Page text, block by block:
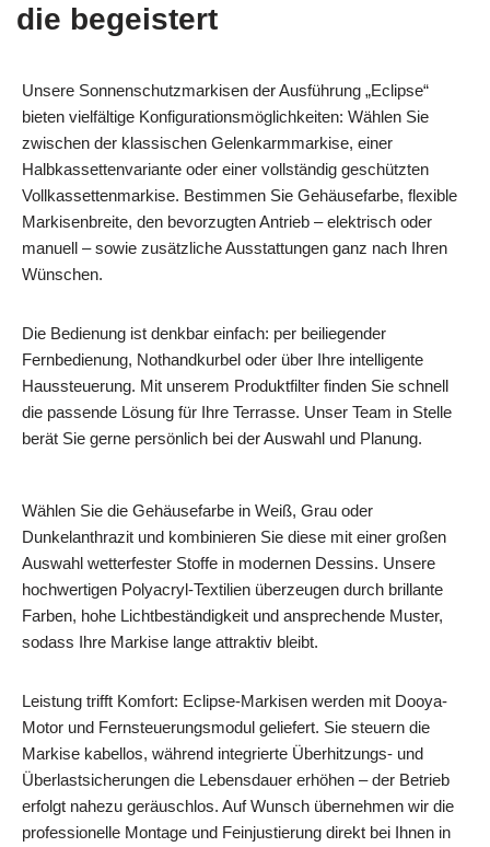
die begeistert
Unsere Sonnenschutzmarkisen der Ausführung „Eclipse“
bieten vielfältige Konfigurationsmöglichkeiten: Wählen Sie
zwischen der klassischen Gelenkarmmarkise, einer
Halbkassettenvariante oder einer vollständig geschützten
Vollkassettenmarkise. Bestimmen Sie Gehäusefarbe, flexible
Markisenbreite, den bevorzugten Antrieb – elektrisch oder
manuell – sowie zusätzliche Ausstattungen ganz nach Ihren
Wünschen.
Die Bedienung ist denkbar einfach: per beiliegender
Fernbedienung, Nothandkurbel oder über Ihre intelligente
Haussteuerung. Mit unserem Produktfilter finden Sie schnell
die passende Lösung für Ihre Terrasse. Unser Team in Stelle
berät Sie gerne persönlich bei der Auswahl und Planung.
Wählen Sie die Gehäusefarbe in Weiß, Grau oder
Dunkelanthrazit und kombinieren Sie diese mit einer großen
Auswahl wetterfester Stoffe in modernen Dessins. Unsere
hochwertigen Polyacryl-Textilien überzeugen durch brillante
Farben, hohe Lichtbeständigkeit und ansprechende Muster,
sodass Ihre Markise lange attraktiv bleibt.
Leistung trifft Komfort: Eclipse-Markisen werden mit Dooya-
Motor und Fernsteuerungsmodul geliefert. Sie steuern die
Markise kabellos, während integrierte Überhitzungs- und
Überlastsicherungen die Lebensdauer erhöhen – der Betrieb
erfolgt nahezu geräuschlos. Auf Wunsch übernehmen wir die
professionelle Montage und Feinjustierung direkt bei Ihnen in